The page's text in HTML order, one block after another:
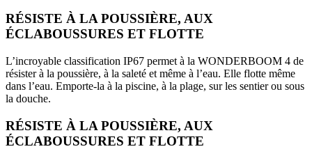
RÉSISTE À LA POUSSIÈRE, AUX
ÉCLABOUSSURES ET FLOTTE
L’incroyable classification IP67 permet à la WONDERBOOM 4 de
résister à la poussière, à la saleté et même à l’eau. Elle flotte même
dans l’eau. Emporte-la à la piscine, à la plage, sur les sentier ou sous
la douche.
RÉSISTE À LA POUSSIÈRE, AUX
ÉCLABOUSSURES ET FLOTTE